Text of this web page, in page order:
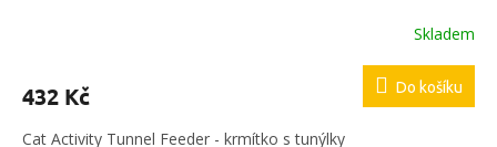
Skladem
432 Kč Do košíku
Cat Activity Tunnel Feeder - krmítko s tunýlky